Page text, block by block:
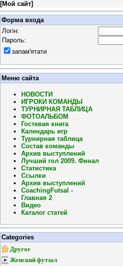
[Мой сайт]
Форма входа
Логін:
Пароль:
запам'ятати
Меню сайта
НОВОСТИ
ИГРОКИ КОМАНДЫ
ТУРНИРНАЯ ТАБЛИЦА
ФОТОАЛЬБОМ
Гостевая книга
Календарь игр
Турнирная таблица
Состав команды
Архив выступлений
Лучший гол 2009. Финал
Статистика
Ссылки
Архив выступлений
CoachingFutsal -
Главная 2
Видео
Каталог статей
Categories
Другое
Женский футзал